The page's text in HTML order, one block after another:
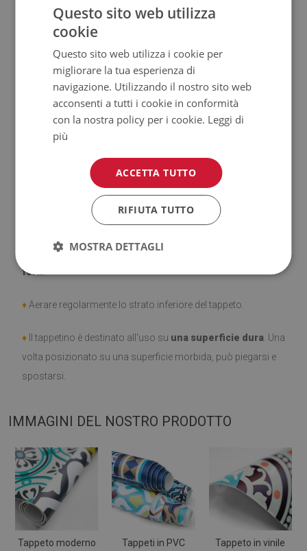
Spessore:1,6 mm.
Elevata resistenza allo scolorimento e ai raggi UV.
non hanno le proprietà antiscivolo;
Prodotto facile da pulire, resistente alle macchie e
all'acqua.
Si ricorda che i danni causati dall'uso dovuto al trascorrere
del tempo (es. abrasioni) non sono soggetti a reclami.
Come prendersi cura del prodotto?
Pulire con un panno umido —non usare prodotti chimici
forti.
♦ Aerare regolarmente lo strato inferiore del tappeto.
♦ Il tappetino è destinato all'uso su una superficie dura . Una
volta posizionato su una superficie morbida, può piegarsi e
spostarsi.
IMMAGINI DEL NOSTRO PRODOTTO
Tappeto moderno
Tappeti in PVC
Tappeto in vinile
Questo sito web utilizza
cookie
Questo sito web utilizza i cookie per
migliorare la tua esperienza di
navigazione. Utilizzando il nostro sito web
acconsenti a tutti i cookie in conformità
con la nostra policy per i cookie. Leggi di
più
ACCETTA TUTTO
RIFIUTA TUTTO
MOSTRA DETTAGLI